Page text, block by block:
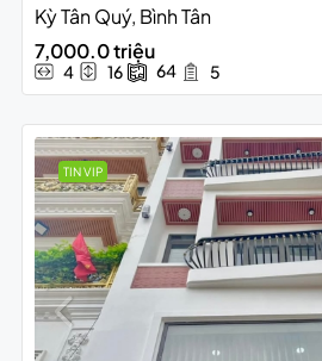
Kỳ Tân Quý, Bình Tân
7,000.0 triệu
4 16 64 5
TIN VIP